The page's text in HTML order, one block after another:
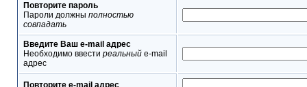
Повторите пароль
Пароли должны полностью
совпадать
Введите Ваш e-mail адрес
Необходимо ввести реальныйe-mail
адрес
Повторите e-mail адрес